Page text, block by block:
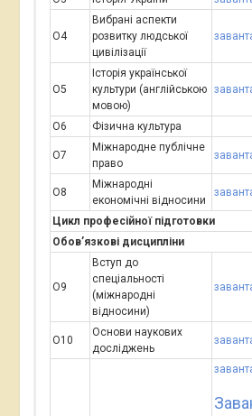
О4
Вибрані аспекти
розвитку людської
цивілізації
О5
Історія української
культури (англійською
мовою)
О6 Фізична культура
О7
Міжнародне публічне
право
О8
Міжнародні
економічні відносини
Цикл професійної підготовки
Обов’язкові дисципліни
О9
Вступ до
спеціальності
(міжнародні
відносини)
О10
Основи наукових
досліджень